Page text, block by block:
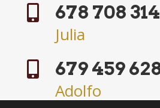
 678 708 314
Julia
 679 459
Adolfo